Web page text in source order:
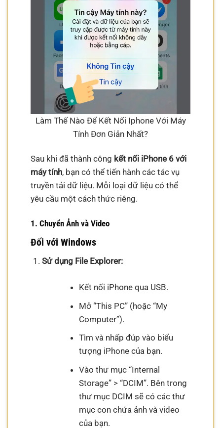
Làm Thế Nào Để Kết Nối Iphone Với Máy
Tính Đơn Giản Nhất?
Sau khi đã thành công kết nối iPhone 6 với
máy tính, bạn có thể tiến hành các tác vụ
truyền tải dữ liệu. Mỗi loại dữ liệu có thể
yêu cầu một cách thức riêng.
1. Chuyển Ảnh và Video
Đối với Windows
Sử dụng File Explorer:
Kết nối iPhone qua USB.
Mở “This PC” (hoặc “My
Computer”).
Tìm và nhấp đúp vào biểu
tượng iPhone của bạn.
Vào thư mục “Internal
Storage” > “DCIM”. Bên trong
thư mục DCIM sẽ có các thư
mục con chứa ảnh và video
của bạn.